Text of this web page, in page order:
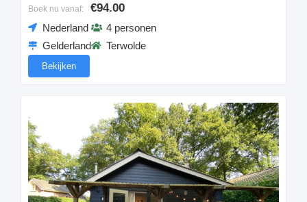
Boek nu vanaf: €94.00
Nederland
Gelderland
4 personen
Terwolde
Bekijken